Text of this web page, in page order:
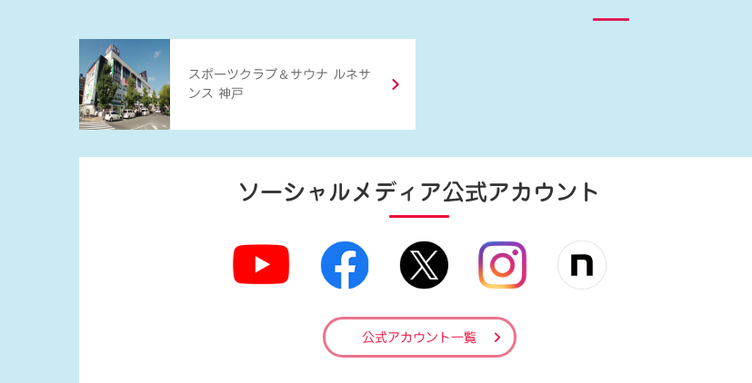
スポーツクラブ ＆ サウナ ルネサ
ンス 神戸
ソーシャルメディア公式アカウント
公式アカウント一覧